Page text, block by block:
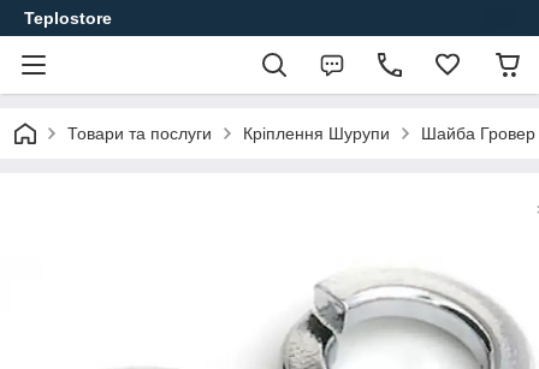
Teplostore
Товари та послуги Кріплення Шурупи Шайба Гровер